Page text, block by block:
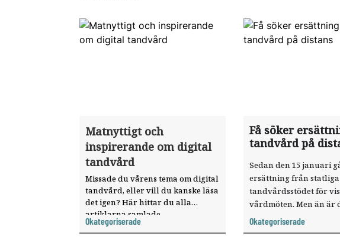
Matnyttigt och
inspirerande om digital
tandvård
Missade du vårens tema om digital
tandvård, eller vill du kanske läsa
det igen? Här hittar du alla
artiklarna samlade.
Okategoriserade
Få söker
tandvård på
Sedan den 15 januari
ersättning från statliga
tandvårdsstödet för
vårdmöten. Men än är
sökt ersättning för
distans.
Okategoriserade